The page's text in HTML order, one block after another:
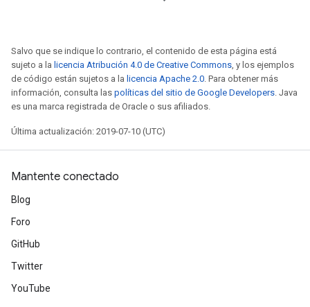
Salvo que se indique lo contrario, el contenido de esta página está
sujeto a la licencia Atribución 4.0 de Creative Commons, y los ejemplos
de código están sujetos a la licencia Apache 2.0. Para obtener más
información, consulta las políticas del sitio de Google Developers. Java
es una marca registrada de Oracle o sus afiliados.
Última actualización: 2019-07-10 (UTC)
Mantente conectado
Blog
Foro
GitHub
Twitter
YouTube